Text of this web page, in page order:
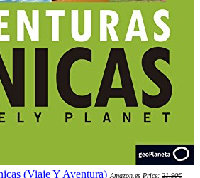
(Viaje Y Aventura) Amazon.es Price: 21,90€